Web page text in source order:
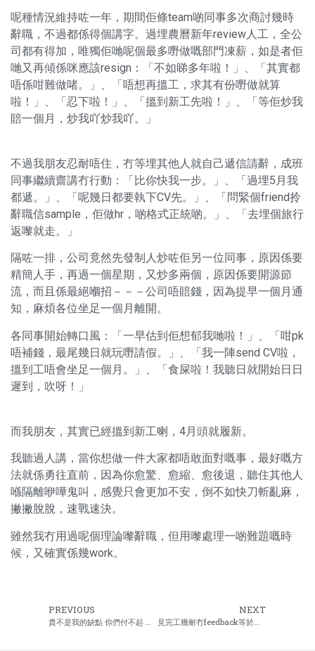
呢種情況維持咗一年，期間佢條team啲同事多次商討幾時
辭職，不過都係得個講字。過埋農曆新年review人工，全公
司都有得加，唯獨佢哋呢個最多嘢做嘅部門凍薪，如是者佢
哋又再傾係咪應該resign：「不如睇多年啦！」、「其實都
唔係咁難做啫。」、「唔想再搵工，求其有份嘢做就算
啦！」、「忍下啦！」、「搵到新工先啦！」、「等佢炒我
賠一個月，炒我吖炒我吖。」
不過我朋友忍耐唔住，冇等埋其他人就自己遞信請辭，成班
同事繼續齋講冇行動：「比你快我一步。」、「過埋5月我
都遞。」、「呢幾日都要執下CV先。」、「問緊個friend拎
辭職信sample，佢做hr，啲格式正統啲。」、「去埋個旅行
返嚟就走。」
隔咗一排，公司竟然先發制人炒咗佢另一位同事，原因係要
精簡人手，再過一個星期，又炒多兩個，原因係要開源節
流，而且係最絕嗰招－－－公司唔賠錢，因為提早一個月通
知，麻煩各位坐足一個月離開。
各同事開始轉口風：「一早估到佢想郁我哋啦！」、「咁pk
唔補錢，最尾幾日就玩嘢請假。」、「我一陣send CV啦，
搵到工唔會坐足一個月。」、「食屎啦！我聽日就開始日日
遲到，吹呀！」
而我朋友，其實已經搵到新工喇，4月頭就履新。
我聽過人講，當你想做一件大家都唔敢面對嘅事，最好嘅方
法就係勇往直前，因為你愈驚、愈縮、愈後退，聽住其他人
喺隔離咿嘩鬼叫，感覺只會更加不安，倒不如快刀斬亂麻，
撇撇脫脫，速戰速決。
雖然我冇用過呢個理論嚟辭職，但用嚟處理一啲難題嘅時
候，又確實係幾work。
PREVIOUS NEXT
見完工幾耐冇feedback等於冇機會?